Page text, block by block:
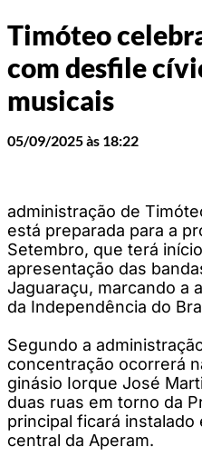
Timóteo
com desfile
musicais
05/09/2025 às 18:22
administração de
está preparada para a
Setembro, que terá
apresentação das
Jaguaraçu, marcando a
da Independência do
Segundo a
concentração ocorrerá
ginásio Iorque José
duas ruas em torno da
principal ficará
central da Aperam.